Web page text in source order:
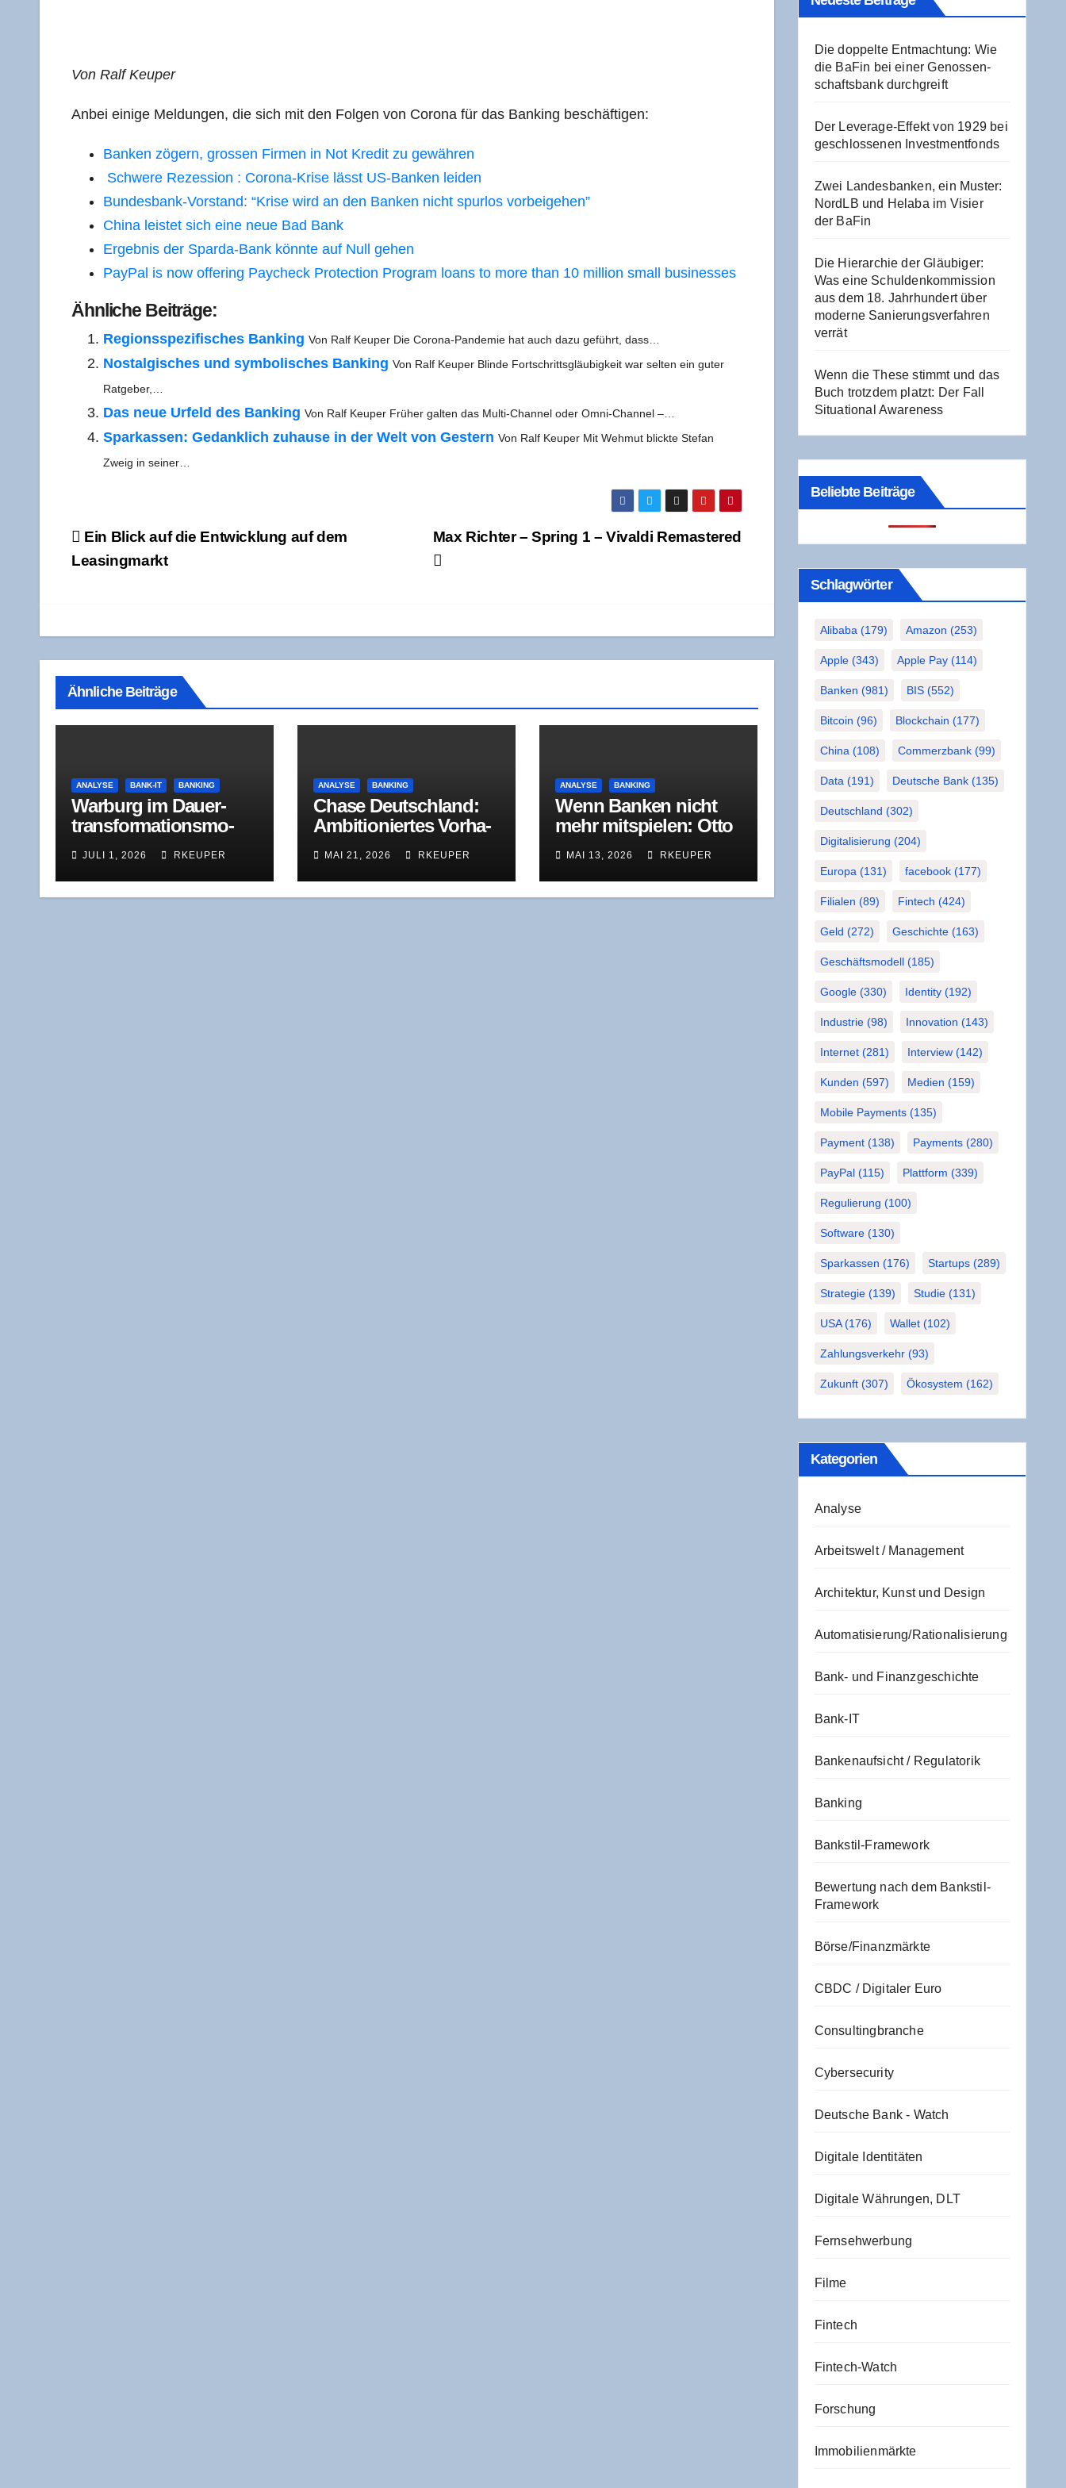
Von Ralf Keuper
Anbei eini­ge Mel­dun­gen, die sich mit den Fol­gen von Coro­na für das Ban­king beschäftigen:
Ban­ken zögern, gros­sen Fir­men in Not Kre­dit zu gewähren
Schwe­re Rezes­si­on : Coro­na-Kri­se lässt US-Ban­ken leiden
Bun­des­bank-Vor­stand: “Kri­se wird an den Ban­ken nicht spur­los vorbeigehen”
Chi­na leis­tet sich eine neue Bad Bank
Ergeb­nis der Spar­da-Bank könn­te auf Null gehen
Pay­Pal is now offe­ring Pay­check Pro­tec­tion Pro­gram loans to more than 10 mil­li­on small businesses
Ähn­li­che Beiträge:
Regi­ons­spe­zi­fi­sches Ban­king Von Ralf Keu­per Die Coro­­na-Pan­­de­­mie hat auch dazu geführt, dass…
Nost­al­gi­sches und sym­bo­li­sches Ban­king Von Ralf Keu­per Blin­de Fort­schritts­gläu­big­keit war sel­ten ein guter
Ratgeber,…
Das neue Urfeld des Ban­king Von Ralf Keu­per Frü­her gal­ten das Mul­­ti-Chan­­nel oder Omni-Channel –…
Spar­kas­sen: Gedank­lich zuhau­se in der Welt von Ges­tern Von Ralf Keu­per Mit Weh­mut blick­te Ste­fan
Zweig in seiner…
Beitragsnavigation Max Rich­ter – Spring 1 – Vival­di Remastered
Ein Blick auf die Ent­wick­lung auf dem
Leasingmarkt
Ähnliche Beiträge
ANALYSE BANK-IT BANKING
War­burg im Dau­er­
trans­for­ma­ti­ons­mo­
ver­lust 2025 wirk­
lich zeigt
JULI 1, 2026 RKEUPER
ANALYSE BANKING
Cha­se Deutsch­land:
Ambi­tio­nier­tes Vor­ha­
Herausforderungen
MAI 21, 2026 RKEUPER
ANALYSE BANKING
Wenn Ban­ken nicht
mehr mit­spie­len: Otto
brik in der
Restrukturierung
MAI 13, 2026 RKEUPER
Die dop­pel­te Ent­mach­tung: Wie
die BaFin bei einer Genos­sen­
schafts­bank durchgreift
Der Levera­ge-Effekt von 1929 bei
geschlos­se­nen Investmentfonds
Zwei Lan­des­ban­ken, ein Mus­ter:
NordLB und Hela­ba im Visier
der BaFin
Die Hier­ar­chie der Gläu­bi­ger:
Was eine Schul­den­kom­mis­si­on
aus dem 18. Jahr­hun­dert über
moder­ne Sanie­rungs­ver­fah­ren
verrät
Wenn die The­se stimmt und das
Buch trotz­dem platzt: Der Fall
Situa­tio­nal Awareness
Beliebte Beiträge
Schlag­wör­ter
Alibaba (179) Amazon (253)
Apple(343) Apple Pay(114)
Banken (981) BIS(552)
Bitcoin (96) Blockchain (177)
China (108) Commerzbank(99)
Data (191) Deutsche Bank(135)
Deutschland (302)
Digitalisierung (204)
Europa (131) facebook(177)
Filialen (89) Fintech (424)
Geld (272) Geschichte(163)
Geschäftsmodell(185)
Google(330) Identity(192)
Industrie(98) Innovation (143)
Internet(281) Interview(142)
Kunden (597) Medien (159)
Mobile Payments(135)
Payment(138) Payments(280)
PayPal(115) Plattform (339)
Regulierung (100)
Software(130)
Sparkassen (176) Startups(289)
Strategie(139) Studie(131)
USA(176) Wallet(102)
Zahlungsverkehr(93)
Zukunft(307) Ökosystem (162)
Kate­go­rien
Analyse
Arbeitswelt / Management
Architektur, Kunst und Design
Automatisierung/Rationalisierung
Bank- und Finanzgeschichte
Bank-IT
Bankenaufsicht / Regulatorik
Banking
Bankstil-Framework
Bewertung nach dem Bankstil-
Framework
Börse/Finanzmärkte
CBDC / Digitaler Euro
Consultingbranche
Cybersecurity
Deutsche Bank - Watch
Digitale Identitäten
Digitale Währungen, DLT
Fernsehwerbung
Filme
Fintech
Fintech-Watch
Forschung
Immobilienmärkte